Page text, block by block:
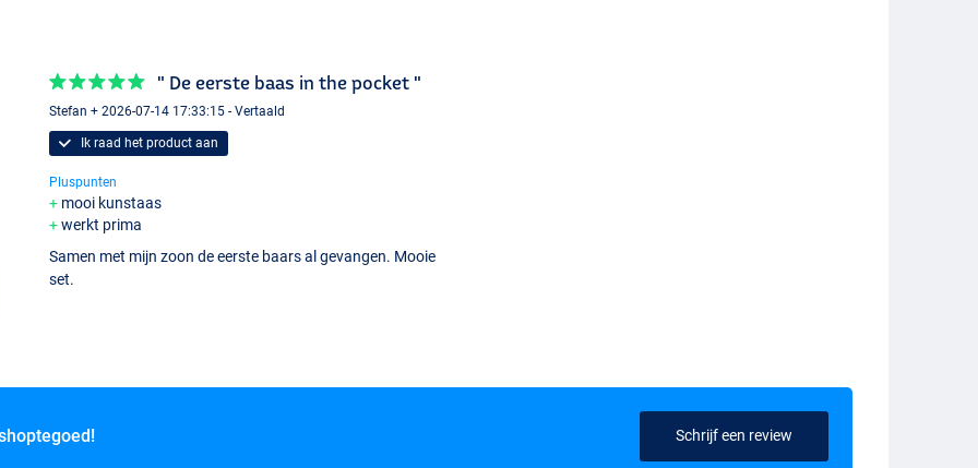
" De eerste baas in the pocket "
Stefan + 2026-07-14 17:33:15 - Vertaald
Ik raad het product aan
Pluspunten
mooi kunstaas
werkt prima
Samen met mijn zoon de eerste baars al gevangen. Mooie
set.
Schrijf een review